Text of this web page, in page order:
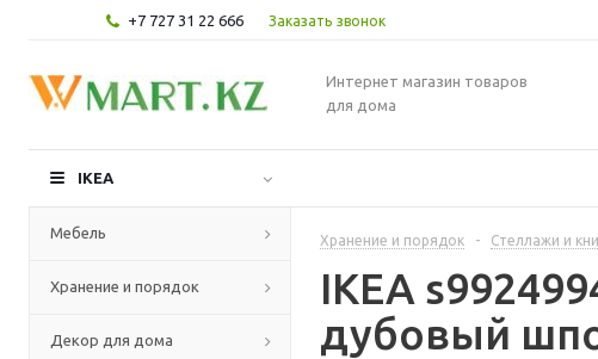
+7 727 31 22 666 Заказать звонок
Интернет магазин товаров
для дома
IKEA
Мебель
Хранение и порядок
Декор для дома
Хранение и порядок - Стеллажи и
IKEA
дубовый